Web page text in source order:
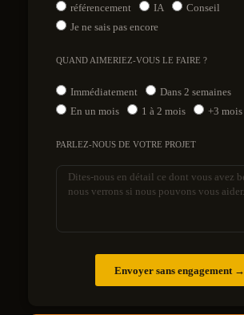
référencement
IA
Conseil
Je ne sais pas encore
QUAND AIMERIEZ-VOUS LE FAIRE ?
Immédiatement
Dans 2 semaines
En un mois
1 à 2 mois +3 mois
PARLEZ-NOUS DE VOTRE PROJET
Envoyer sans engagement →